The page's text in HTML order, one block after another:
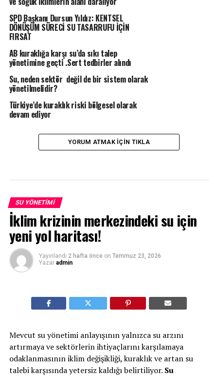
SPD Başkanı Dursun Yıldız: KENTSEL
DÖNÜŞÜM SÜRECİ SU TASARRUFU İÇİN
FIRSAT
AB kuraklığa karşı su’da sıkı talep
yönetimine geçti .Sert tedbirler alındı
Su, neden sektör değil de bir sistem olarak
yönetilmelidir?
Türkiye’de kuraklık riski bölgesel olarak
devam ediyor
YORUM ATMAK IÇIN TIKLA
SU YÖNETIMI
İklim krizinin merkezindeki su için
yeni yol haritası!
Yayınlandı 2 hafta önce on Temmuz 23, 2026
Yazar admin
Mevcut su yönetimi anlayışının yalnızca su arzını
artırmaya ve sektörlerin ihtiyaçlarını karşılamaya
odaklanmasının iklim değişikliği, kuraklık ve artan su
talebi karşısında yetersiz kaldığı belirtiliyor. Su